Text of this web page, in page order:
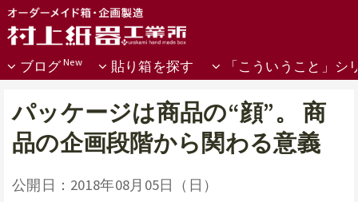
貼り箱を探す 「こういうこと」シ
ブログ
パッケージは商品の“顔”。 商
品の企画段階から関わる意義
公開日：2018年08月05日（日）